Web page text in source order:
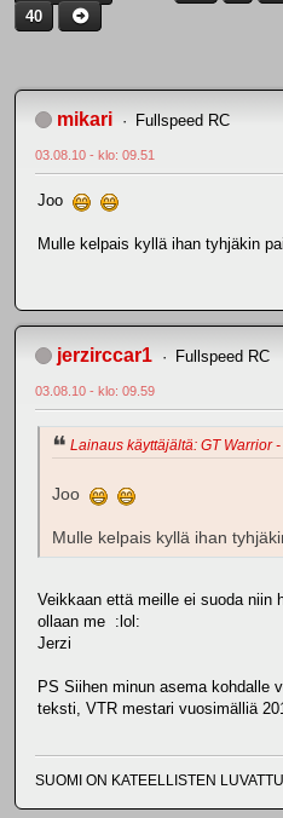
40
mikari Fullspeed RC
03.08.10 - klo: 09.51
Joo
Mulle kelpais kyllä ihan tyhjäkin
jerzirccar1 Fullspeed RC
03.08.10 - klo: 09.59
Lainaus käyttäjältä: GT Warrior
Joo
Mulle kelpais kyllä ihan
Veikkaan että meille ei suoda niin
ollaan me :lol:
Jerzi
PS Siihen minun asema kohdalle
teksti, VTR mestari vuosimälliä
SUOMI ON KATEELLISTEN